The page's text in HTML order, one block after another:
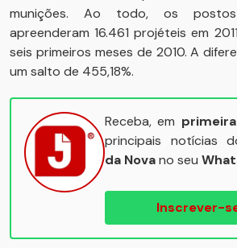
munições. Ao todo, os
apreenderam 16.461 projéteis em
seis primeiros meses de 2010. A
um salto de 455,18%.
Receba, em
principais notícias
da Novano seu
Inscrever-